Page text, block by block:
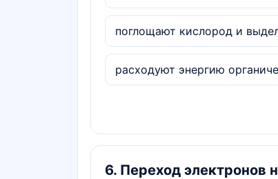
поглощают кислород и
расходуют энергию
6. Переход электронов